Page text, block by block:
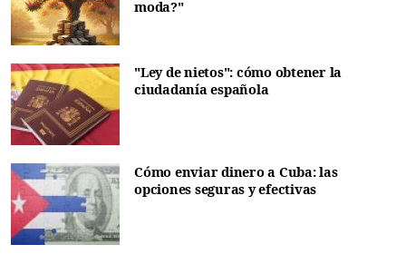
moda?"
"Ley de nietos": cómo obtener la
ciudadanía española
Cómo enviar dinero a Cuba: las
opciones seguras y efectivas